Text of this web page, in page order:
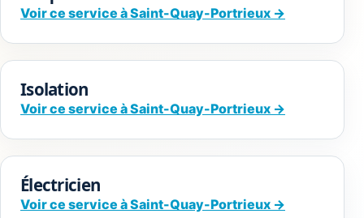
Voir ce service à Saint-Quay-Portrieux →
Isolation
Voir ce service à Saint-Quay-Portrieux →
Électricien
Voir ce service à Saint-Quay-Portrieux →